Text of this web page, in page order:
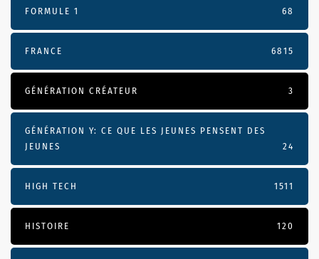
FORMULE 1 68
FRANCE 6815
GÉNÉRATION CRÉATEUR 3
GÉNÉRATION Y: CE QUE LES JEUNES PENSENT DES
JEUNES
24
HIGH TECH 1511
HISTOIRE 120